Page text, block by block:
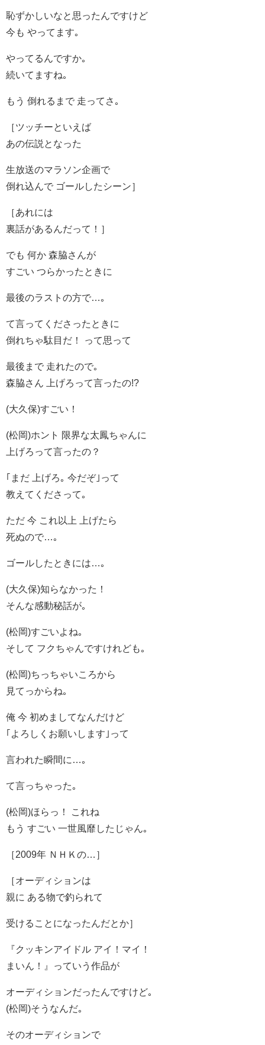
恥ずかしいなと思ったんですけど
今も やってます｡
やってるんですか｡
続いてますね｡
もう 倒れるまで 走ってさ｡
［ツッチーといえば
あの伝説となった
生放送のマラソン企画で
倒れ込んで ゴールしたシーン］
［あれには
裏話があるんだって！］
でも 何か 森脇さんが
すごい つらかったときに
最後のラストの方で…｡
て言ってくださったときに
倒れちゃ駄目だ！ って思って
最後まで 走れたので｡
森脇さん 上げろって言ったの!?
(大久保)すごい！
(松岡)ホント 限界な太鳳ちゃんに
上げろって言ったの？
｢まだ 上げろ｡ 今だぞ｣って
教えてくださって｡
ただ 今 これ以上 上げたら
死ぬので…｡
ゴールしたときには…｡
(大久保)知らなかった！
そんな感動秘話が｡
(松岡)すごいよね｡
そして フクちゃんですけれども｡
(松岡)ちっちゃいころから
見てっからね｡
俺 今 初めましてなんだけど
｢よろしくお願いします｣って
言われた瞬間に…｡
て言っちゃった｡
(松岡)ほらっ！ これね
もう すごい 一世風靡したじゃん｡
［2009年 ＮＨＫの…］
［オーディションは
親に ある物で釣られて
受けることになったんだとか］
『クッキンアイドル アイ！マイ！
まいん！』っていう作品が
オーディションだったんですけど｡
(松岡)そうなんだ｡
そのオーディションで